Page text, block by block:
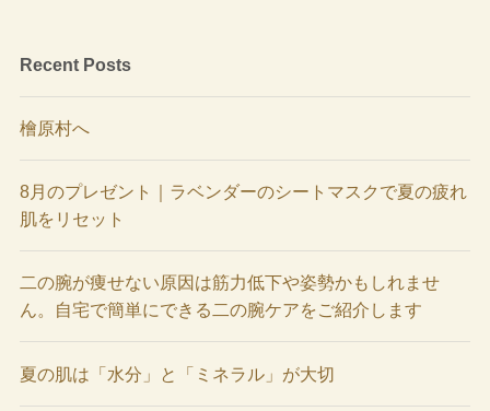
Recent Posts
檜原村へ
8月のプレゼント｜ラベンダーのシートマスクで夏の疲れ
肌をリセット
二の腕が痩せない原因は筋力低下や姿勢かもしれませ
ん。自宅で簡単にできる二の腕ケアをご紹介します
夏の肌は「水分」と「ミネラル」が大切